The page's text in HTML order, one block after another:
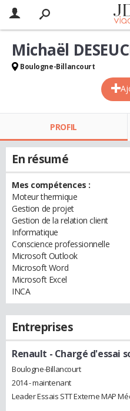
Michaël
Boulogne-Billancourt
PROFIL
En résumé
Mes compétences :
Moteur thermique
Gestion de projet
Gestion de la relation client
Informatique
Conscience professionnelle
Microsoft Outlook
Microsoft Word
Microsoft Excel
INCA
Entreprises
Renault - Chargé d'essai
Boulogne-Billancourt
2014 - maintenant
Leader Essais STT Externe MAP